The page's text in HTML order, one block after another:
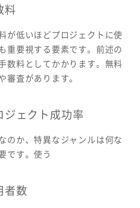
料
が低いほどプロジェクトに使
重要視する要素です。前述の
数料としてかかります。無料
審査があります。
ェクト成功率
のか、特異なジャンルは何な
です。使う
数